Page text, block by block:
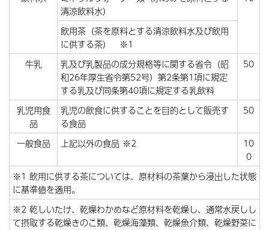
清涼飲料水）
飲用茶（茶を原料とする清涼飲料水及び飲用
に供する茶） ※1
牛乳
乳及び乳製品の成分規格等に関する省令（昭
和26年厚生省令第52号）第2条第1項に規定
する乳及び同条第40項に規定する乳飲料
50
乳児用食
品
乳児の飲食に供することを目的として販売す
る食品
50
一般食品 上記以外の食品 ※2
10
0
※1 飲用に供する茶については、原材料の茶葉から浸出した状態
に基準値を適用。
※2 乾しいたけ、乾燥わかめなど原材料を乾燥し、通常水戻しし
て摂取する乾燥きのこ類、乾燥海藻類、乾燥魚介類、乾燥野菜に